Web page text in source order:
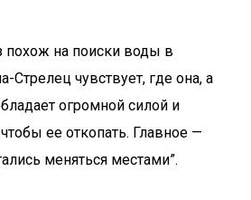
похож на поиски воды в
Стрелец чувствует, где она, а
огромной силой и
ее откопать. Главное —
меняться местами”.